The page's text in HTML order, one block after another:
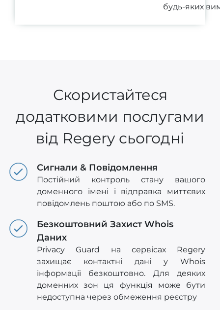
будь-яких
Скористайтеся
додатковими послугами
від Regery сьогодні
Сигнали & Повідомлення
Постійний контроль стану вашого
доменного імені і відправка миттєвих
повідомлень поштою або по SMS.
Безкоштовний Захист Whois
Даних
Privacy Guard на сервісах Regery
захищає контактні дані у Whois
інформації безкоштовно. Для деяких
доменних зон ця функція може бути
недоступна через обмеження реєстру